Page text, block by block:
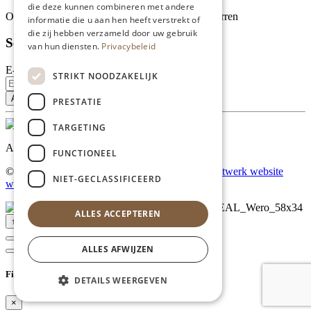
Onze klanten waarderen ons met 4.9 van de 5 sterren
Schrijf je in voor onze nieuwsbrief
E-mailadres
Al onze prijzen zijn incl. BTW
© Copyright 2026 Limburgs Bakwinkeltje |
Maatwerk website
webmix
↑ Top
Filter
×
die deze kunnen combineren met andere
informatie die u aan hen heeft verstrekt of
die zij hebben verzameld door uw gebruik
van hun diensten. Privacybeleid
STRIKT NOODZAKELIJK
PRESTATIE
TARGETING
FUNCTIONEEL
NIET-GECLASSIFICEERD
ALLES ACCEPTEREN
ALLES AFWIJZEN
DETAILS WEERGEVEN